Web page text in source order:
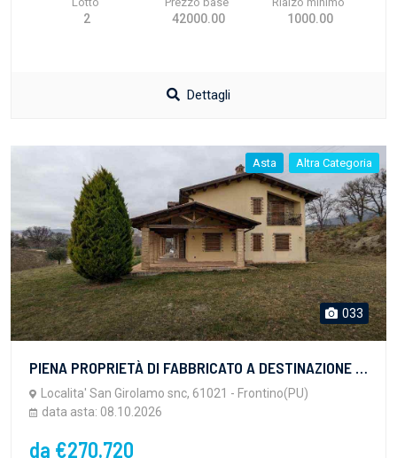
2 42000.00 1000.00
Dettagli
Asta Altra Categoria
033
PIENA PROPRIETÀ DI FABBRICATO A DESTINAZIONE AGRITURISTICA sito in Frontino (PU) Località San Girolamo, della superficie commerciale di 491,08 mq., a circa Km. 1 dalla S.S.n. 18 ed a circa Km. 2 da...
Localita' San Girolamo snc, 61021 - Frontino(PU)
data asta: 08.10.2026
da €270.720